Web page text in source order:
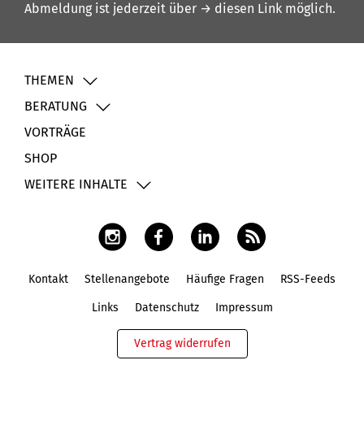
Abmeldung ist jederzeit über → diesen Link möglich.
THEMEN
BERATUNG
VORTRÄGE
SHOP
WEITERE INHALTE
Kontakt Stellenangebote Häufige Fragen RSS-Feeds
Links Datenschutz Impressum
Vertrag widerrufen